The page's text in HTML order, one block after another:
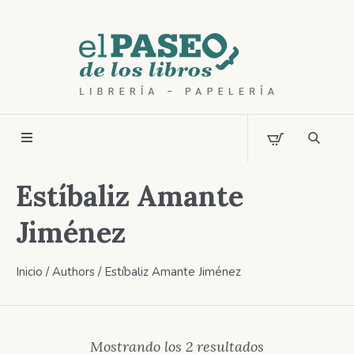
Estíbaliz Amante
Jiménez
Inicio / Authors / Estíbaliz Amante Jiménez
Mostrando los 2 resultados